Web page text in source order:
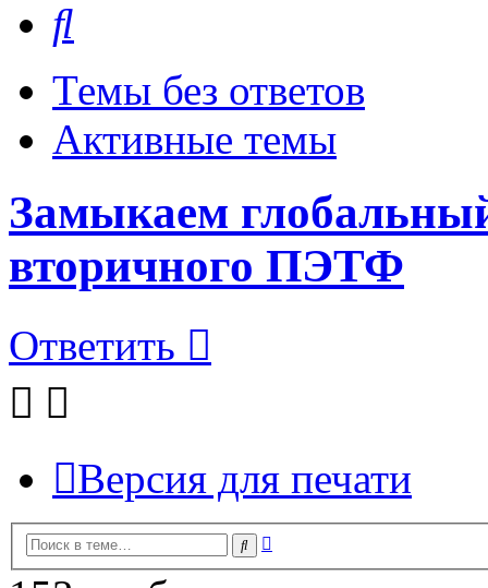
Темы без ответов
Активные темы
Замыкаем
вторичного ПЭТФ
Ответить
Версия для печати
Поиск